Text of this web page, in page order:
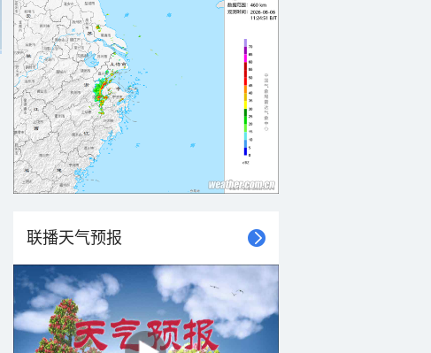
20时 21时 22时 01时
东北风 东北风 东北风 北风 南风 东北风
28°C 28°C 27°C 27°C 27°C
联播天气预报